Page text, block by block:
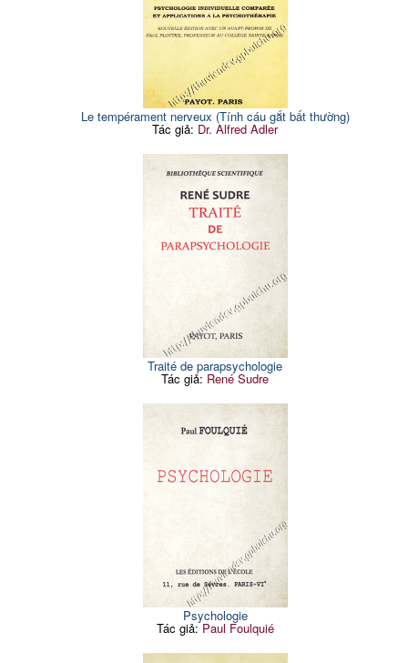
Le tempérament nerveux (Tính cáu gắt bất thường)
Tác giả: Dr. Alfred Adler
Traité de parapsychologie
Tác giả: René Sudre
Psychologie
Tác giả:Paul Foulquié